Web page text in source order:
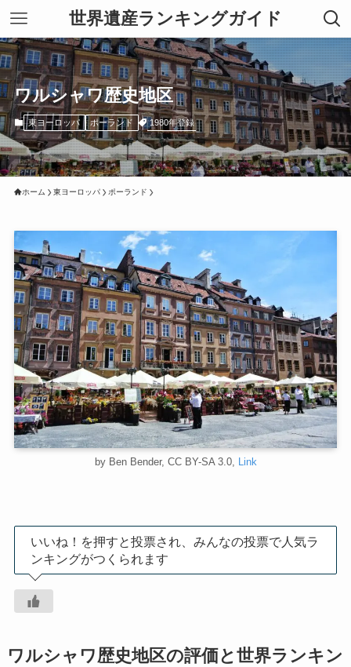
世界遺産ランキングガイド
ワルシャワ歴史地区
東ヨーロッパ ポーランド 1980年登録
ホーム 東ヨーロッパ ポーランド
by Ben Bender, CC BY-SA 3.0, Link
いいね！を押すと投票され、みんなの投票で人気ラ
ンキングがつくられます
ワルシャワ歴史地区の評価と世界ランキン